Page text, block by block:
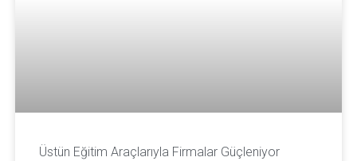
Üstün Eğitim Araçlarıyla Firmalar Güçleniyor